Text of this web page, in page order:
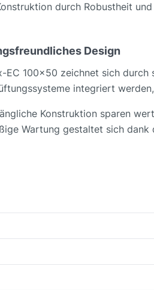
durch Robustheit
Design
EC 100x50 zeichnet sich
integriert
Konstruktion sparen
Wartung gestaltet sich